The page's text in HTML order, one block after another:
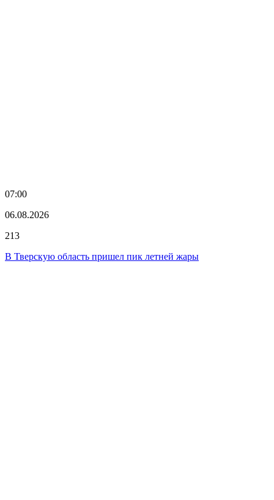
07:00
06.08.2026
213
В Тверскую область пришел пик летней жары